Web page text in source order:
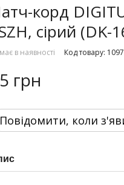
корд
сірий (DK-
в наявності Код товару:
грн
Повідомити, коли